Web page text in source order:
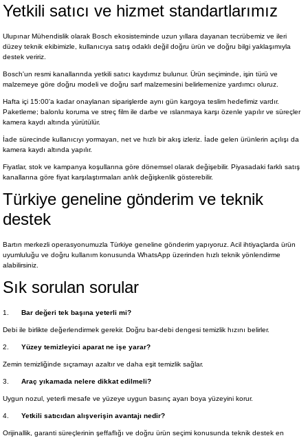
Yetkili satıcı ve hizmet standartlarımız
Ulupınar Mühendislik olarak Bosch ekosisteminde uzun yıllara dayanan tecrübemiz ve ileri
düzey teknik ekibimizle, kullanıcıya satış odaklı değil doğru ürün ve doğru bilgi yaklaşımıyla
destek veririz.
Bosch'un resmi kanallarında yetkili satıcı kaydımız bulunur. Ürün seçiminde, işin türü ve
malzemeye göre doğru modeli ve doğru sarf malzemesini belirlemenize yardımcı oluruz.
Hafta içi 15:00'a kadar onaylanan siparişlerde aynı gün kargoya teslim hedefimiz vardır.
Paketleme; balonlu koruma ve streç film ile darbe ve ıslanmaya karşı özenle yapılır ve süreçler
kamera kaydı altında yürütülür.
İade sürecinde kullanıcıyı yormayan, net ve hızlı bir akış izleriz. İade gelen ürünlerin açılışı da
kamera kaydı altında yapılır.
Fiyatlar, stok ve kampanya koşullarına göre dönemsel olarak değişebilir. Piyasadaki farklı satış
kanallarına göre fiyat karşılaştırmaları anlık değişkenlik gösterebilir.
Türkiye geneline gönderim ve teknik
destek
Bartın merkezli operasyonumuzla Türkiye geneline gönderim yapıyoruz. Acil ihtiyaçlarda ürün
uyumluluğu ve doğru kullanım konusunda WhatsApp üzerinden hızlı teknik yönlendirme
alabilirsiniz.
Sık sorulan sorular
1. Bar değeri tek başına yeterli mi?
Debi ile birlikte değerlendirmek gerekir. Doğru bar-debi dengesi temizlik hızını belirler.
2. Yüzey temizleyici aparat ne işe yarar?
Zemin temizliğinde sıçramayı azaltır ve daha eşit temizlik sağlar.
3. Araç yıkamada nelere dikkat edilmeli?
Uygun nozul, yeterli mesafe ve yüzeye uygun basınç ayarı boya yüzeyini korur.
4. Yetkili satıcıdan alışverişin avantajı nedir?
Orijinallik, garanti süreçlerinin şeffaflığı ve doğru ürün seçimi konusunda teknik destek en